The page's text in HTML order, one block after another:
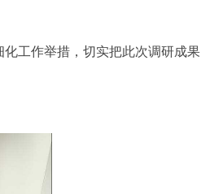
工作举措，切实把此次调研成果